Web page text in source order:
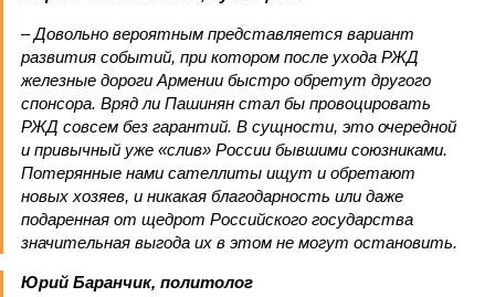
– Довольно вероятным представляется вариант
развития событий, при котором после ухода РЖД
железные дороги Армении быстро обретут другого
спонсора. Вряд ли Пашинян стал бы провоцировать
РЖД совсем без гарантий. В сущности, это очередной
и привычный уже «слив» России бывшими союзниками.
Потерянные нами сателлиты ищут и обретают
новых хозяев, и никакая благодарность или даже
подаренная от щедрот Российского государства
значительная выгода их в этом не могут остановить.
Юрий Баранчик, политолог